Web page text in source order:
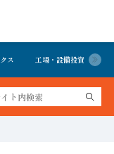
ス 工場・設備投資
料で公開中 詳細はこちら